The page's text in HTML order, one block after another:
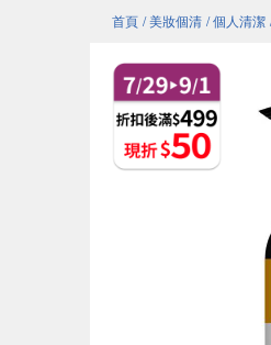
首頁 / 美妝個清 / 個人清潔